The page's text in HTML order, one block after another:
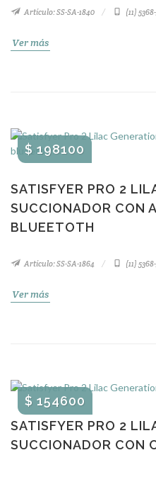
Artículo: SS-SA-1840 (11)
Ver más
SATISFYER PRO 2
SUCCIONADOR CON
BLUEETOTH
$ 198100
Artículo: SS-SA-1864 (11)
Ver más
SATISFYER PRO 2
SUCCIONADOR CON
$ 154600